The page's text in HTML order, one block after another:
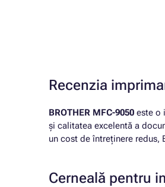
Recenzia
BROTHER MFC-9050 este o
și calitatea excelentă a
un cost de întreținere redus,
Cerneală pentru